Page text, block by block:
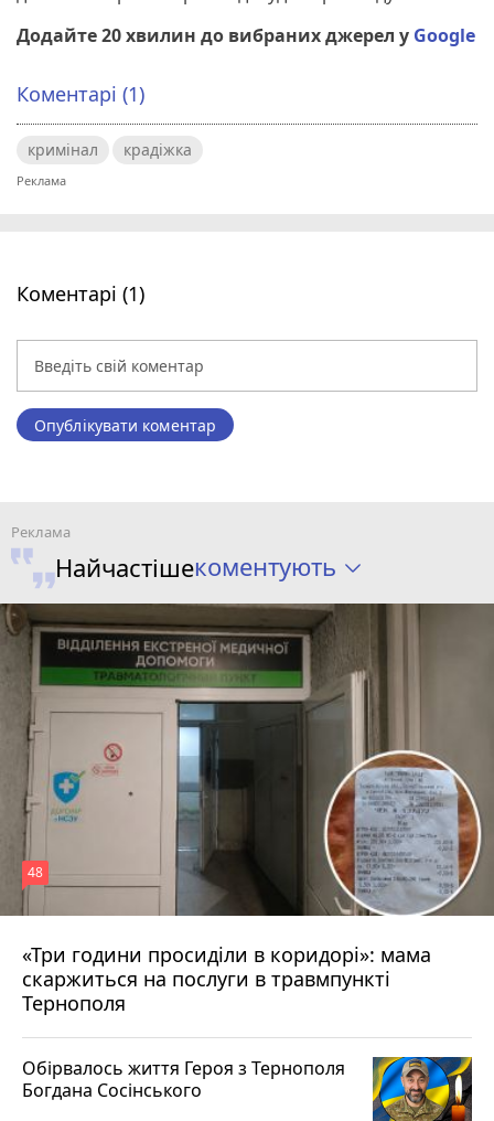
Додайте 20 хвилин до вибраних джерел у Google
Коментарі (1)
кримінал крадіжка
Коментарі (1)
Опублікувати коментар
Найчастішекоментують
«Три години просиділи в коридорі»: мама
скаржиться на послуги в травмпункті
Тернополя
48
8 серпня 2026 р.
Обірвалось життя Героя з Тернополя
Богдана Сосінського